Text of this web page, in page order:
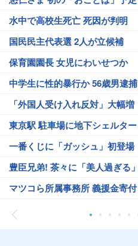
水中で高校生死亡 死因が判明
国民民主代表選 2人が立候補
保育園園長 女児にわいせつか
中学生に性的暴行か 56歳男逮捕
「外国人受け入れ反対」大幅増
東京駅 駐車場に地下シェルター
一番くじに「ガッシュ」初登場
豊臣兄弟! 茶々に「美人過ぎる」
マツコら所属事務所 義援金寄付